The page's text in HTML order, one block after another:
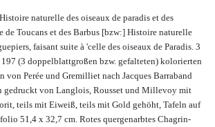
Histoire naturelle des oiseaux de paradis et des
de Toucans et des Barbus [bzw:] Histoire naturelle
faisant suite à 'celle des oiseaux de Paradis. 3
(3 doppelblattgroßen bzw. gefalteten) kolorierten
von Perée und Gremilliet nach Jacques Barraband
gedruckt von Langlois, Rousset und Millevoy mit
teils mit Eiweiß, teils mit Gold gehöht, Tafeln auf
51,4 x 32,7 cm. Rotes quergenarbtes Chagrin-